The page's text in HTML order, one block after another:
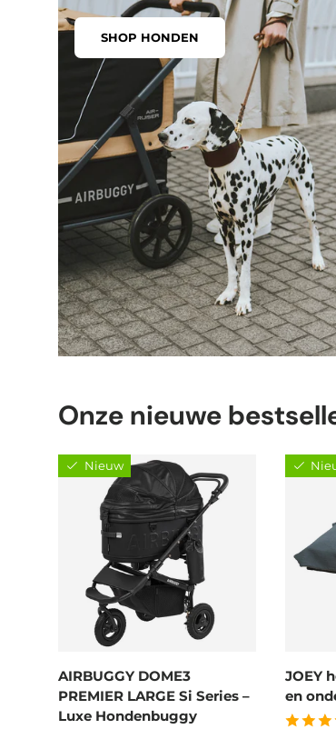
SHOP HONDEN
Onze nieuwe
Nieuw
AIRBUGGY DOME3
PREMIER LARGE Si Series –
Luxe Hondenbuggy
JOEY
en